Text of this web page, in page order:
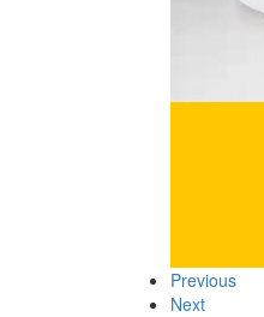
Previous
Next